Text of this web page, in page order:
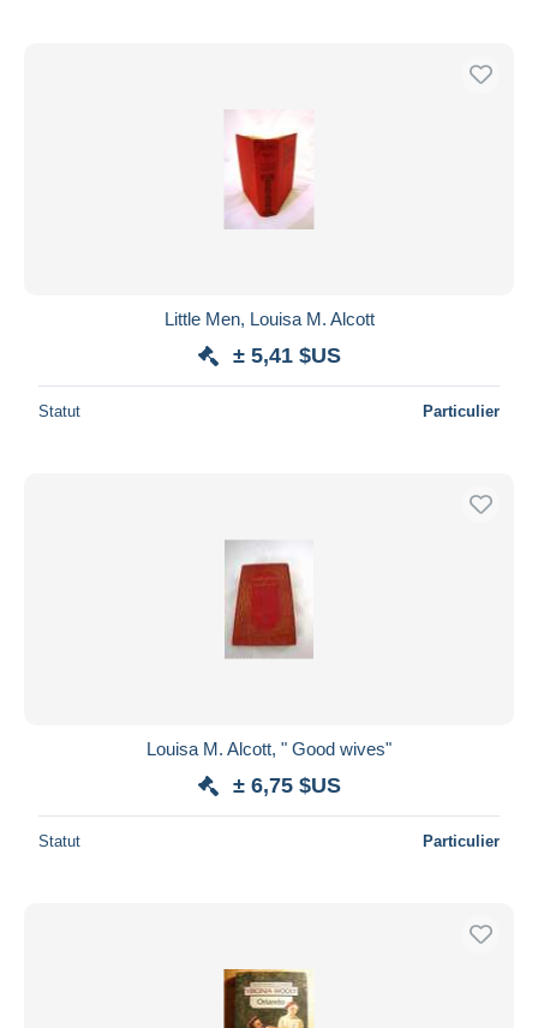
Little Men, Louisa M. Alcott
± 5,41 $US
Statut Particulier
Louisa M. Alcott, " Good wives"
± 6,75 $US
Statut Particulier